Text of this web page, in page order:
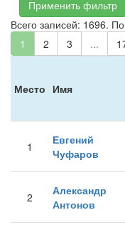
Применить фильтр
Всего записей: 1696.
1
2 3 ...
Место Имя
1
Евгений
Чуфаров
2
Александр
Антонов